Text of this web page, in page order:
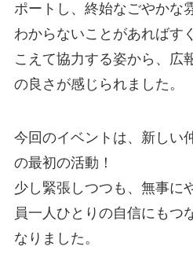
ポートし、終始なごやかな
わからないことがあればす
こえて協力する姿から、広
の良さが感じられました。
今回のイベントは、新しい
の最初の活動！
少し緊張しつつも、無事に
員一人ひとりの自信にもつ
なりました。